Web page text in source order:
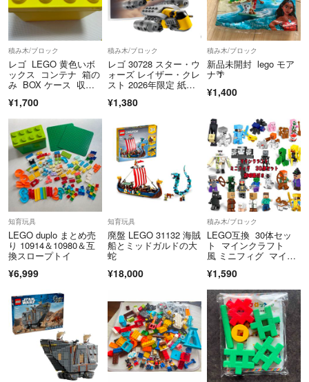
積み木/ブロック
レゴ LEGO 黄色いボ
ックス コンテナ 箱の
み BOX ケース 収納
¥1,700
積み木/ブロック
レゴ 30728 スター・ウ
ォーズ レイザー・クレ
スト 2026年限定 紙パ
¥1,380
積み木/ブロック
新品未開封 lego モア
ナ🌴
¥1,400
知育玩具
LEGO duplo まとめ売
り 10914＆10980＆互
換スロープトイ
¥6,999
知育玩具
廃盤 LEGO 31132 海賊
船とミッドガルドの大
蛇
¥18,000
積み木/ブロック
LEGO互換 30体セッ
ト マインクラフト
風 ミニフィグ マイク
¥1,590